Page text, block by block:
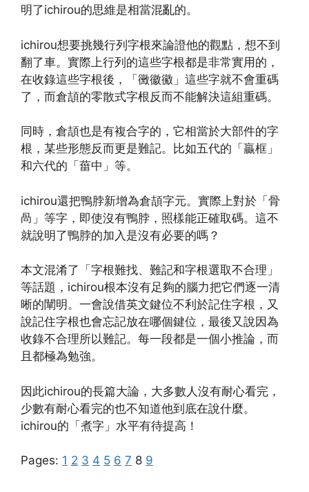
明了ichirou的思維是相當混亂的。
ichirou想要挑幾行列字根來論證他的觀點，想不到
翻了車。實際上行列的這些字根都是非常實用的，
在收錄這些字根後，「黴徽鰴」這些字就不會重碼
了，而倉頡的零散式字根反而不能解決這組重碼。
同時，倉頡也是有複合字的，它相當於大部件的字
根，某些形態反而更是難記。比如五代的「贏框」
和六代的「葘中」等。
ichirou還把鴨脖新增為倉頡字元。實際上對於「骨
咼」等字，即使沒有鴨脖，照樣能正確取碼。這不
就說明了鴨脖的加入是沒有必要的嗎？
本文混淆了「字根難找、難記和字根選取不合理」
等話題，ichirou根本沒有足夠的腦力把它們逐一清
晰的闡明。一會說借英文鍵位不利於記住字根，又
說記住字根也會忘記放在哪個鍵位，最後又說因為
收錄不合理所以難記。每一段都是一個小推論，而
且都極為勉強。
因此ichirou的長篇大論，大多數人沒有耐心看完，
少數有耐心看完的也不知道他到底在說什麼。
ichirou的「煮字」水平有待提高！
Pages: 1 2 3 4 5 6 7 8 9